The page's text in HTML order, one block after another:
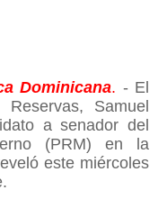
Dominicana. - El
Samuel
a senador del
(PRM) en la
este miércoles